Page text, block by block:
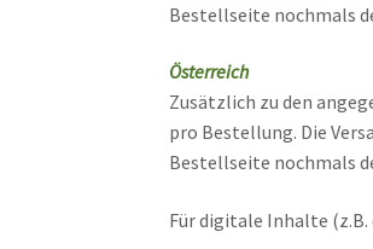
Bestellseite nochmals
Österreich
Zusätzlich zu den
pro Bestellung. Die
Bestellseite nochmals
Für digitale Inhalte (z.B.